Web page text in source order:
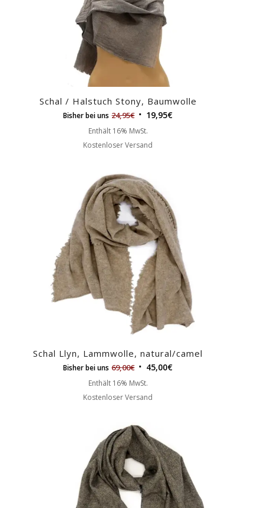
Schal / Halstuch Stony, Baumwolle
Bisher bei uns 24,95€ 19,95€
Enthält 16% MwSt.
Kostenloser Versand
Schal Llyn, Lammwolle, natural/camel
Bisher bei uns 69,00€ 45,00€
Enthält 16% MwSt.
Kostenloser Versand